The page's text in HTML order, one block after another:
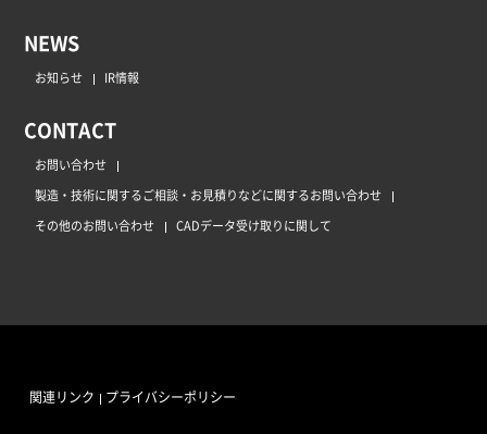
NEWS
お知らせ IR情報
CONTACT
お問い合わせ
製造・技術に関するご相談・お見積りなどに関するお問い合わせ
その他のお問い合わせ
CADデータ受け取りに関して
関連リンク プライバシーポリシー